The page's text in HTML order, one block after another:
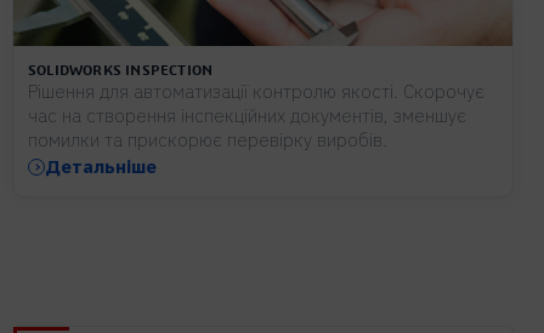
SOLIDWORKS INSPECTION
Рішення для автоматизації контролю якості. Скорочує
час на створення інспекційних документів, зменшує
помилки та прискорює перевірку виробів.
Детальніше